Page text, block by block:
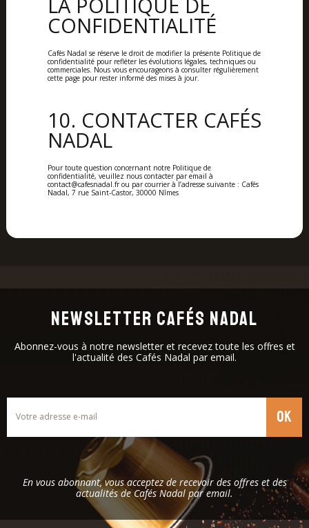
LA POLITIQUE DE
CONFIDENTIALITÉ
Cafés Nadal se réserve le droit de modifier la présente Politique de
confidentialité pour refléter les évolutions légales, techniques ou
commerciales. Nous vous encourageons à consulter régulièrement
cette page pour rester informé des mises à jour.
10. CONTACTER CAFÉS
NADAL
Pour toute question concernant notre Politique de
confidentialité, veuillez nous contacter par email à
contact@cafesnadal.fr ou par courrier à l’adresse suivante : Cafés
Nadal, 7 rue Saint-Castor, 30000 Nîmes
NEWSLETTER CAFÉS NADAL
Abonnez-vous à notre newsletter et recevez toute les offres et
l'actualité des Cafés Nadal par email.
En vous abonnant, vous acceptez de recevoir des offres et des
actualités de Cafés Nadal par email.